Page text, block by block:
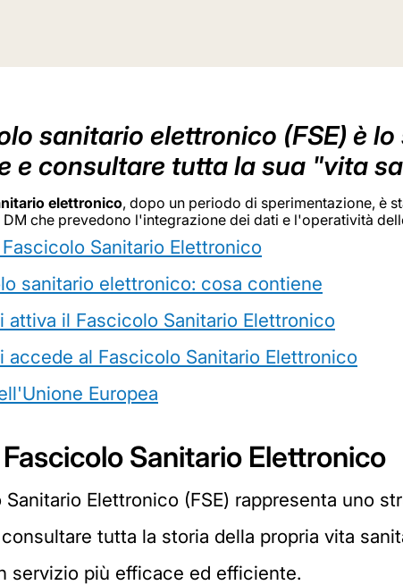
sanitario elettronico (FSE) è
e consultare tutta la sua "vita
elettronico, dopo un periodo di sperimentazione, è
che prevedono l'integrazione dei dati e l'operatività
Sanitario Elettronico
sanitario elettronico: cosa contiene
attiva il Fascicolo Sanitario Elettronico
accede al Fascicolo Sanitario Elettronico
Europea
Sanitario Elettronico
Sanitario Elettronico (FSE) rappresenta uno
tutta la storia della propria vita
servizio più efficace ed efficiente.